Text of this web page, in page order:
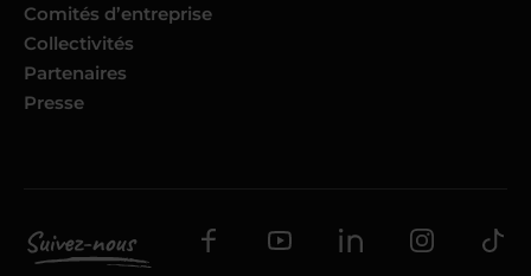
Comités d’entreprise
Collectivités
Partenaires
Presse